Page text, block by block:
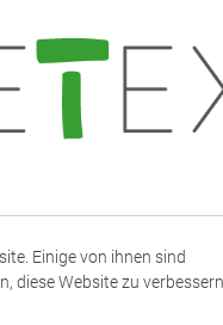
Einige von ihnen sind
diese Website zu